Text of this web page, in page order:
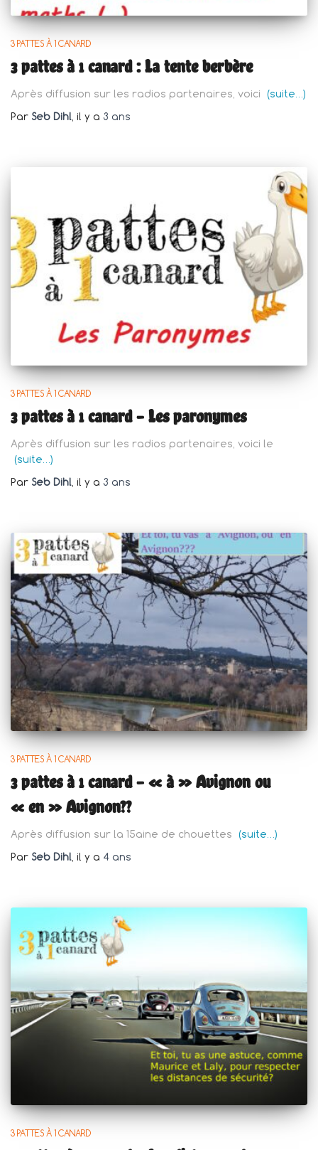
3 PATTES À 1 CANARD
3 pattes à 1 canard : La tente berbère
Après diffusion sur les radios partenaires, voici (suite…)
Par Seb Dihl, il y a 3 ans
3 PATTES À 1 CANARD
3 pattes à 1 canard – Les paronymes
Après diffusion sur les radios partenaires, voici le
(suite…)
Par Seb Dihl, il y a 3 ans
3 PATTES À 1 CANARD
3 pattes à 1 canard – « à » Avignon ou
« en » Avignon??
Après diffusion sur la 15aine de chouettes (suite…)
Par Seb Dihl , il y a 4 ans
3 PATTES À 1 CANARD